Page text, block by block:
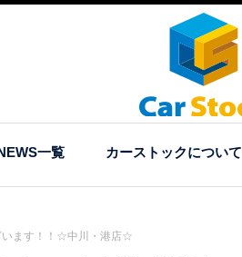
一覧 カーストックについて
います！！☆中川・港店☆